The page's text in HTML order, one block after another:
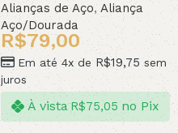
Alianças de Aço, Aliança
Aço/Dourada
R$79,00
Em até 4x de R$19,75 sem
juros
À vista R$75,05 no Pix